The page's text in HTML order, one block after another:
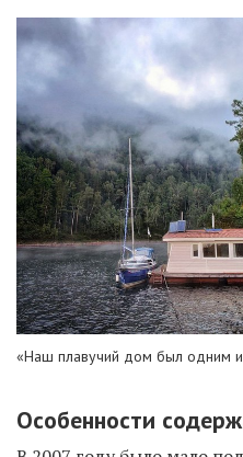
«Наш плавучий дом был одним
Особенности